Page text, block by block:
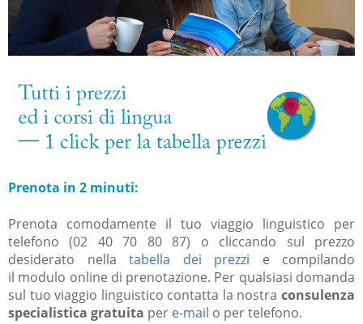
Prenota in 2 minuti:
Prenota comodamente il tuo viaggio linguistico per
telefono (02 40 70 80 87) o cliccando sul prezzo
desiderato nella tabella dei prezzi
e compilando
il modulo online di prenotazione. Per qualsiasi domanda
sul tuo viaggio linguistico contatta la nostra consulenza
specialistica gratuita per e-mail o per telefono.